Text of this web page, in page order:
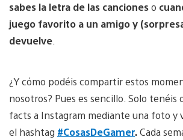
sabes la letra de las cancioneso
juego favorito a un amigo y
devuelve
¿Y cómo podéis compartir estos
nosotros? Pues es sencillo. Solo tenéis
facts a Instagram mediante una foto y
el hashtag #CosasDeGamer.Cada